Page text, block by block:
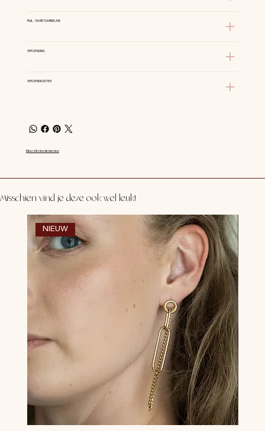
RUIL - EN RETOURBELEID
VERZENDING
VERZENDKOSTEN
Meer info: klantenservice
Misschien vind je deze ook wel leuk!
NIEUW